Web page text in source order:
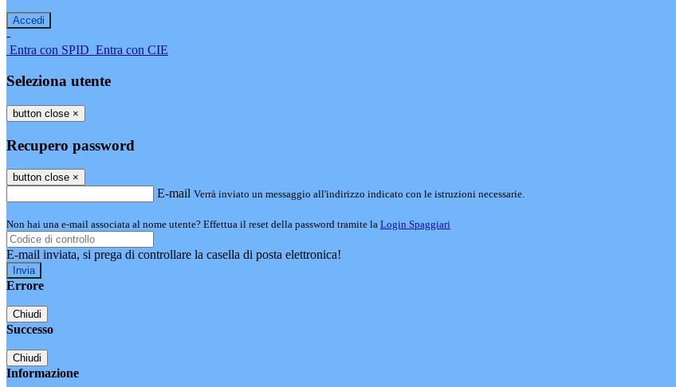
-
Entra con SPID Entra con CIE
Seleziona utente
button close ×
Recupero password
button close ×
E-mail Verrà inviato un messaggio all'indirizzo indicato con le istruzioni necessarie.
Non hai una e-mail associata al nome utente? Effettua il reset della password tramite la Login Spaggiari
E-mail inviata, si prega di controllare la casella di posta elettronica!
Errore
Chiudi
Successo
Chiudi
Informazione